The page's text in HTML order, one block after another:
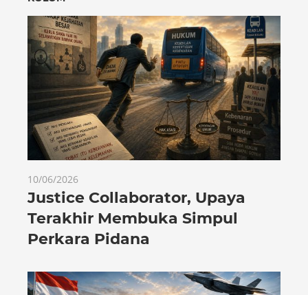
10/06/2026
Justice Collaborator, Upaya
Terakhir Membuka Simpul
Perkara Pidana